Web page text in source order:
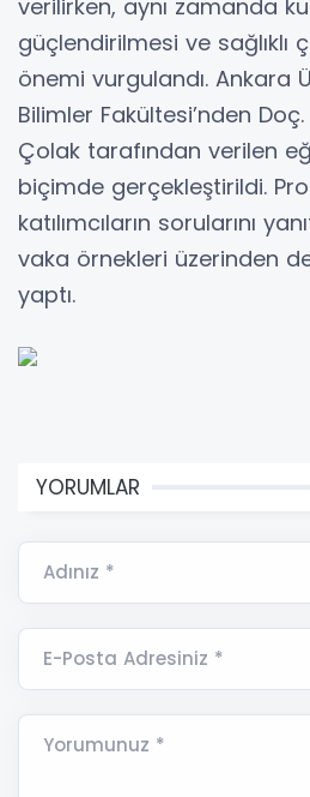
verilirken, aynı zamanda
güçlendirilmesi ve sağlıklı
önemi vurgulandı. Ankara
Bilimler Fakültesi’nden
Çolak tarafından verilen
biçimde gerçekleştirildi.
katılımcıların sorularını
vaka örnekleri üzerinden
yaptı.
YORUMLAR
Adınız *
E-Posta Adresiniz *
Yorumunuz *